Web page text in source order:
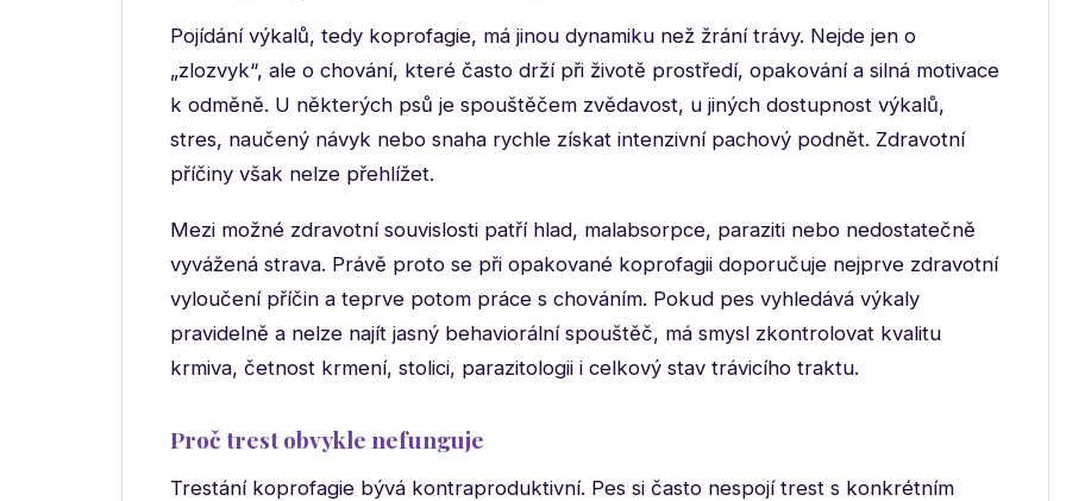
Pojídání výkalů, tedy koprofagie, má jinou dynamiku než žrání trávy. Nejde jen o
„zlozvyk“, ale o chování, které často drží při životě prostředí, opakování a silná motivace
k odměně. U některých psů je spouštěčem zvědavost, u jiných dostupnost výkalů,
stres, naučený návyk nebo snaha rychle získat intenzivní pachový podnět. Zdravotní
příčiny však nelze přehlížet.
Mezi možné zdravotní souvislosti patří hlad, malabsorpce, paraziti nebo nedostatečně
vyvážená strava. Právě proto se při opakované koprofagii doporučuje nejprve zdravotní
vyloučení příčin a teprve potom práce s chováním. Pokud pes vyhledává výkaly
pravidelně a nelze najít jasný behaviorální spouštěč, má smysl zkontrolovat kvalitu
krmiva, četnost krmení, stolici, parazitologii i celkový stav trávicího traktu.
Proč trest obvykle nefunguje
Trestání koprofagie bývá kontraproduktivní. Pes si často nespojí trest s konkrétním